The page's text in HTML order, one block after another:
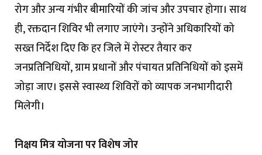
रोग और अन्य गंभीर बीमारियों की जांच और उपचार होगा। साथ
ही, रक्तदान शिविर भी लगाए जाएंगे। उन्होंने अधिकारियों को
सख्त निर्देश दिए कि हर जिले में रोस्टर तैयार कर
जनप्रतिनिधियों, ग्राम प्रधानों और पंचायत प्रतिनिधियों को इसमें
जोड़ा जाए। इससे स्वास्थ्य शिविरों को व्यापक जनभागीदारी
मिलेगी।
निक्षय मित्र योजना पर विशेष जोर